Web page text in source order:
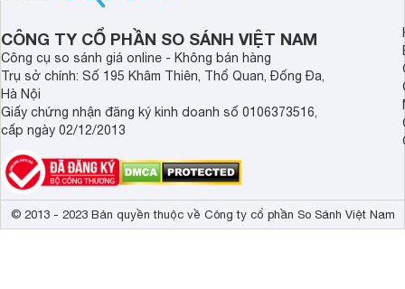
CÔNG TY CỔ PHẦN SO SÁNH VIỆT NAM
Công cụ so sánh giá online - Không bán hàng
Trụ sở chính: Số 195 Khâm Thiên, Thổ Quan, Đống Đa,
Hà Nội
Giấy chứng nhận đăng ký kinh doanh số 0106373516,
cấp ngày 02/12/2013
© 2013 - 2023 Bản quyền thuộc về Công ty cổ phần So Sánh Việt Nam